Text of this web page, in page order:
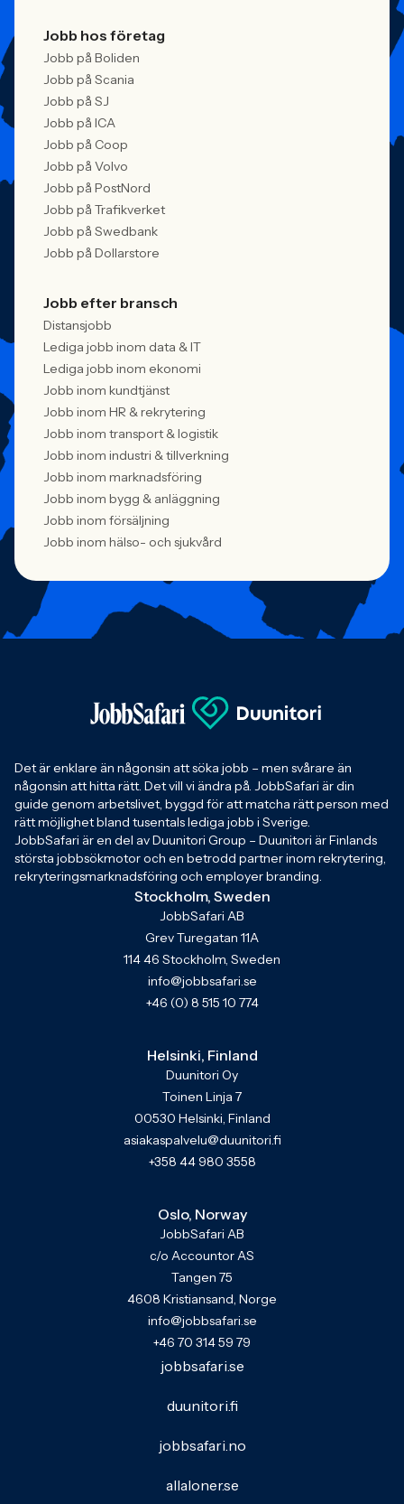
Jobb hos företag
Jobb på Boliden
Jobb på Scania
Jobb på SJ
Jobb på ICA
Jobb på Coop
Jobb på Volvo
Jobb på PostNord
Jobb på Trafikverket
Jobb på Swedbank
Jobb på Dollarstore
Jobb efter bransch
Distansjobb
Lediga jobb inom data & IT
Lediga jobb inom ekonomi
Jobb inom kundtjänst
Jobb inom HR & rekrytering
Jobb inom transport & logistik
Jobb inom industri & tillverkning
Jobb inom marknadsföring
Jobb inom bygg & anläggning
Jobb inom försäljning
Jobb inom hälso- och sjukvård
Det är enklare än någonsin att söka jobb – men svårare än
någonsin att hitta rätt. Det vill vi ändra på. JobbSafari är din
guide genom arbetslivet, byggd för att matcha rätt person med
rätt möjlighet bland tusentals lediga jobb i Sverige.
JobbSafari är en del av Duunitori Group – Duunitori är Finlands
största jobbsökmotor och en betrodd partner inom rekrytering,
rekryteringsmarknadsföring och employer branding.
Stockholm, Sweden
JobbSafari AB
Grev Turegatan 11A
114 46 Stockholm, Sweden
info@jobbsafari.se
+46 (0) 8 515 10 774
Helsinki, Finland
Duunitori Oy
Toinen Linja 7
00530 Helsinki, Finland
asiakaspalvelu@duunitori.fi
+358 44 980 3558
Oslo, Norway
JobbSafari AB
c/o Accountor AS
Tangen 75
4608 Kristiansand, Norge
info@jobbsafari.se
+46 70 314 59 79
jobbsafari.se
duunitori.fi
jobbsafari.no
allaloner.se